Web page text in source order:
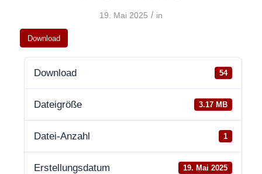
19. Mai 2025 / in
Download
Download 54
Dateigröße 3.17 MB
Datei-Anzahl 1
Erstellungsdatum 19. Mai 2025